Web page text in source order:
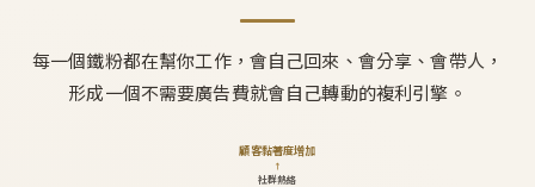
每一個鐵粉都在幫你工作，會自己回來、會分享、會帶人，
形成一個不需要廣告費就會自己轉動的複利引擎。
社群熱絡
↑
顧客黏著度增加